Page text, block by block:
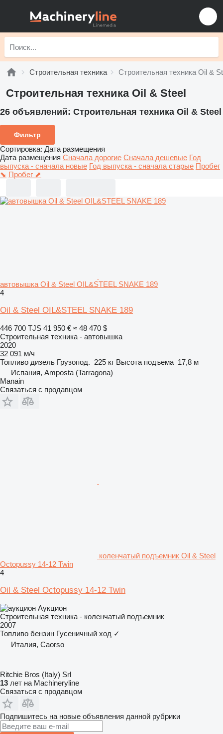
Строительная техника Строительная техника Oil &
Строительная техника Oil & Steel
26 объявлений: Строительная техника Oil & Steel
Фильтр
Сортировка: Дата размещения
Дата размещения Сначала дорогие Сначала дешевые Год
выпуска - сначала новые Год выпуска - сначала старые Пробег
⬊ Пробег ⬈
автовышка Oil & Steel OIL&STEEL SNAKE 189
4
Oil & Steel OIL&STEEL SNAKE 189
446 700 TJS 41 950 € ≈ 48 470 $
Строительная техника - автовышка
2020
32 091 м/ч
Топливо дизель Грузопод. 225 кг Высота подъема 17,8 м
Испания, Amposta (Tarragona)
Manain
Связаться с продавцом
коленчатый подъемник Oil & Steel
Octopussy 14-12 Twin
4
Oil & Steel Octopussy 14-12 Twin
Аукцион
Строительная техника - коленчатый подъемник
2007
Топливо бензин Гусеничный ход ✓
Италия, Caorso
Ritchie Bros (Italy) Srl
13 лет на Machineryline
Связаться с продавцом
Подпишитесь на новые объявления данной рубрики